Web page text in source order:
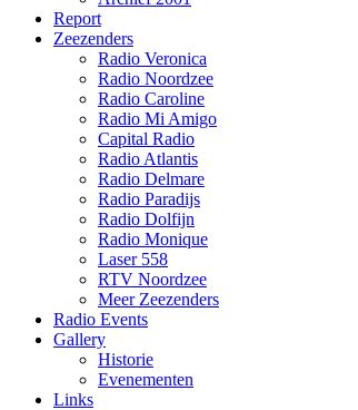
Report
Zeezenders
Radio Veronica
Radio Noordzee
Radio Caroline
Radio Mi Amigo
Capital Radio
Radio Atlantis
Radio Delmare
Radio Paradijs
Radio Dolfijn
Radio Monique
Laser 558
RTV Noordzee
Meer Zeezenders
Radio Events
Gallery
Historie
Evenementen
Links